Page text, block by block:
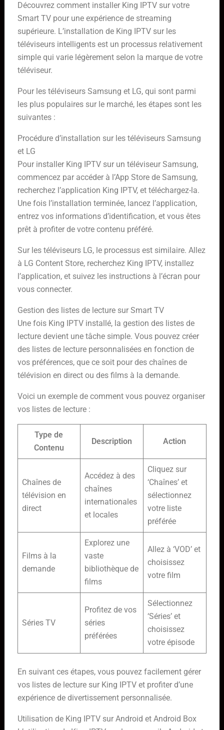
Découvrez comment installer King IPTV sur votre
Smart TV pour une expérience de streaming
supérieure. L’installation de King IPTV sur les
téléviseurs intelligents est un processus relativement
simple qui varie légèrement selon la marque de votre
téléviseur.
Pour les téléviseurs Samsung et LG, qui sont parmi
les plus populaires sur le marché, les étapes sont les
suivantes :
Procédure d’installation sur les téléviseurs Samsung
et LG
Pour installer King IPTV sur un téléviseur Samsung,
commencez par accéder à l’App Store de Samsung,
recherchez l’application King IPTV, et téléchargez-la.
Une fois l’installation terminée, lancez l’application,
entrez vos informations d’identification, et vous êtes
prêt à profiter de votre contenu préféré.
Sur les téléviseurs LG, le processus est similaire. Allez
à LG Content Store, recherchez King IPTV, installez
l’application, et suivez les instructions à l’écran pour
vous connecter.
Gestion des listes de lecture sur Smart TV
Une fois King IPTV installé, la gestion des listes de
lecture devient une tâche simple. Vous pouvez créer
des listes de lecture personnalisées en fonction de
vos préférences, que ce soit pour des chaînes de
télévision en direct ou des films à la demande.
Voici un exemple de comment vous pouvez organiser
vos listes de lecture :
Type de
Contenu
Description Action
Chaînes de
télévision en
direct
Accédez à des
chaînes
internationales
et locales
Cliquez sur
‘Chaînes’ et
sélectionnez
votre liste
préférée
Films à la
demande
Explorez une
vaste
bibliothèque de
films
Allez à ‘VOD’ et
choisissez
votre film
Séries TV
Profitez de vos
séries
préférées
Sélectionnez
‘Séries’ et
choisissez
votre épisode
En suivant ces étapes, vous pouvez facilement gérer
vos listes de lecture sur King IPTV et profiter d’une
expérience de divertissement personnalisée.
Utilisation de King IPTV sur Android et Android Box